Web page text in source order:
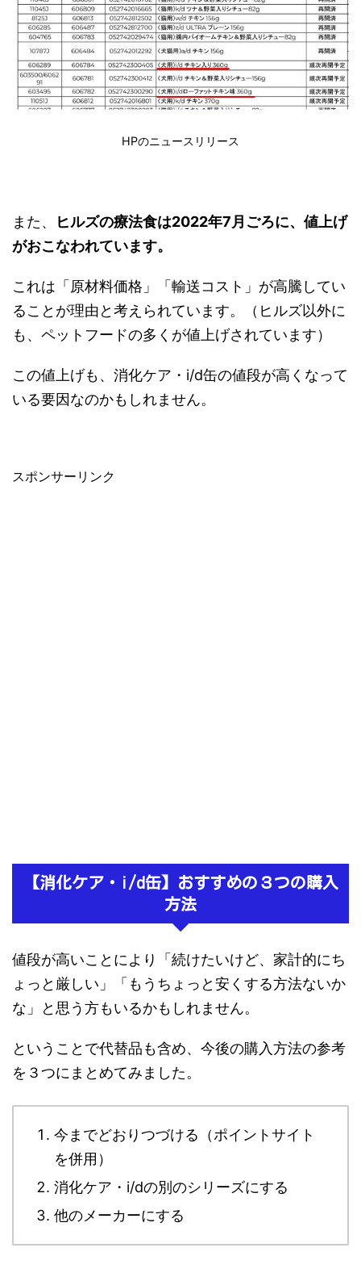
HPのニュースリリース
また、
ヒルズの療法食は2022年7月ごろに、値上げ
がおこなわれています。
これは「原材料価格」「輸送コスト」が高騰してい
ることが理由と考えられています。（ヒルズ以外に
も、ペットフードの多くが値上げされています）
この値上げも、消化ケア・i/d缶の値段が高くなって
いる要因なのかもしれません。
スポンサーリンク
【消化ケア・i/d缶】おすすめの３つの購入
方法
値段が高いことにより「続けたいけど、家計的にち
ょっと厳しい」「もうちょっと安くする方法ないか
な」と思う方もいるかもしれません。
ということで代替品も含め、今後の購入方法の参考
を３つにまとめてみました。
今までどおりつづける（ポイントサイト
を併用）
消化ケア・i/dの別のシリーズにする
他のメーカーにする